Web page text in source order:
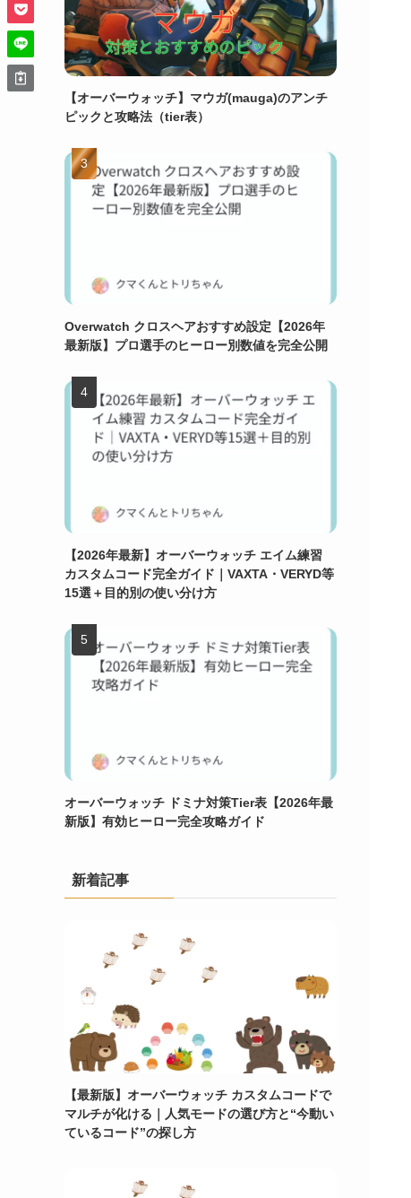
【オーバーウォッチ】マウガ(mauga)のアンチ
ピックと攻略法（tier表）
Overwatch クロスヘアおすすめ設定【2026年
最新版】プロ選手のヒーロー別数値を完全公開
【2026年最新】オーバーウォッチ エイム練習
カスタムコード完全ガイド｜VAXTA・VERYD等
15選＋目的別の使い分け方
オーバーウォッチ ドミナ対策Tier表【2026年最
新版】有効ヒーロー完全攻略ガイド
新着記事
【最新版】オーバーウォッチ カスタムコードで
マルチが化ける｜人気モードの選び方と“今動い
ているコード”の探し方